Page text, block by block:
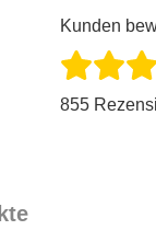
Kunden
855